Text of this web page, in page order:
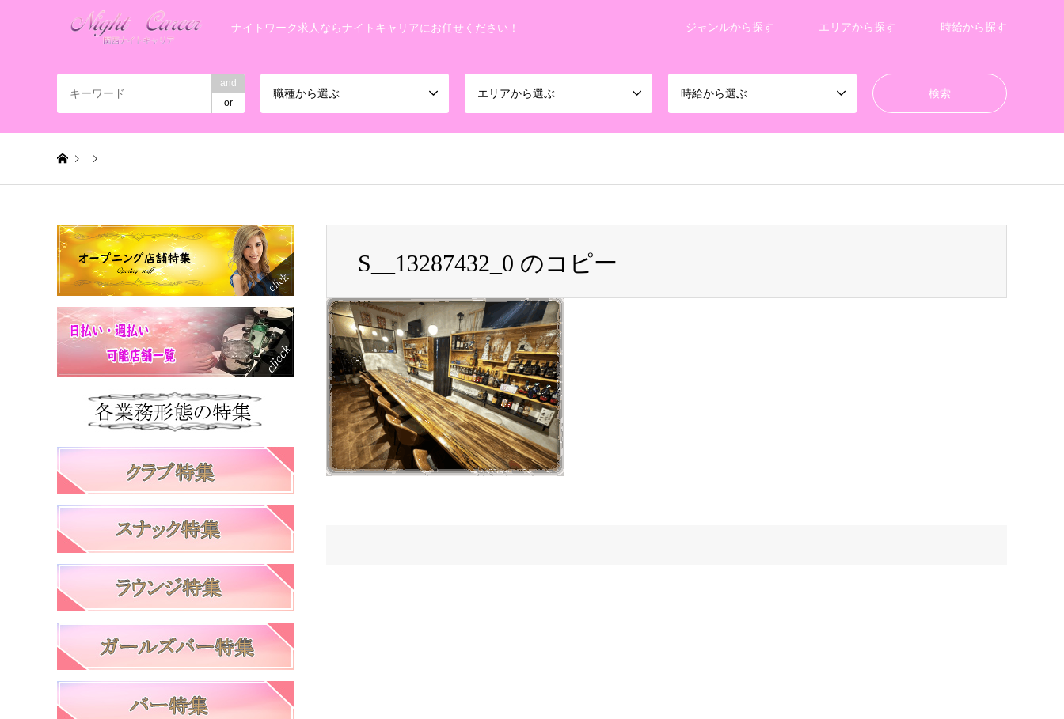
ナイトワーク求人ならナイトキャリアにお任せください！ ジャンルから探す エリアから探す 時給から探す
and
or
職種から選ぶ エリアから選ぶ 時給から選ぶ
S__13287432_0 のコピー S__13287432_0 のコピー